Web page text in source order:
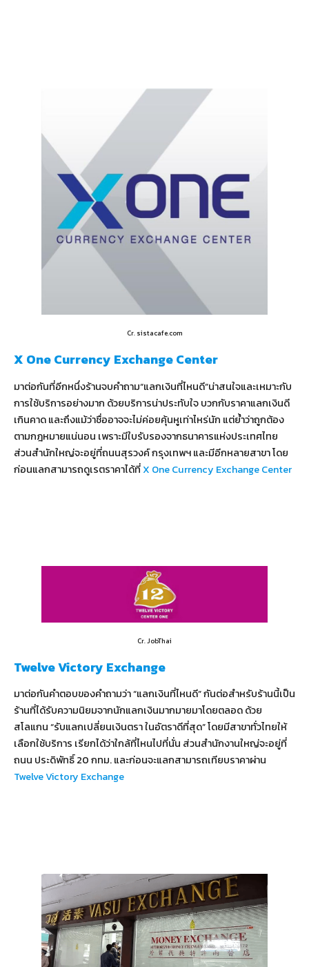
Cr. sistacafe.com
X One Currency Exchange Center
มาต่อกันที่อีกหนึ่งร้านจบคำถาม“แลกเงินที่ไหนดี”น่าสนใจและเหมาะกับ
การใช้บริการอย่างมาก ด้วยบริการน่าประทับใจ บวกกับราคาแลกเงินดี
เกินคาด และถึงแม้ว่าชื่ออาจจะไม่ค่อยคุ้นหูเท่าไหร่นัก แต่ย้ำว่าถูกต้อง
ตามกฎหมายแน่นอน เพราะมีใบรับรองจากธนาคารแห่งประเทศไทย
ส่วนสำนักใหญ่จะอยู่ที่ถนนสุรวงค์ กรุงเทพฯ และมีอีกหลายสาขา โดย
ก่อนแลกสามารถดูเรตราคาได้ที่X One Currency Exchange Center
Cr. JobThai
Twelve Victory Exchange
มาต่อกันคำตอบของคำถามว่า “แลกเงินที่ไหนดี” กันต่อสำหรับร้านนี้เป็น
ร้านที่ได้รับความนิยมจากนักแลกเงินมากมายมาโดยตลอด ด้วย
สโลแกน “รับแลกเปลี่ยนเงินตรา ในอัตราดีที่สุด” โดยมีสาขาทั่วไทยให้
เลือกใช้บริการ เรียกได้ว่าใกล้ที่ไหนไปที่นั่น ส่วนสำนักงานใหญ่จะอยู่ที่
ถนน ประดิพัทธิ์ 20 กทม. และก่อนจะแลกสามารถเทียบราคาผ่าน
Twelve Victory Exchange